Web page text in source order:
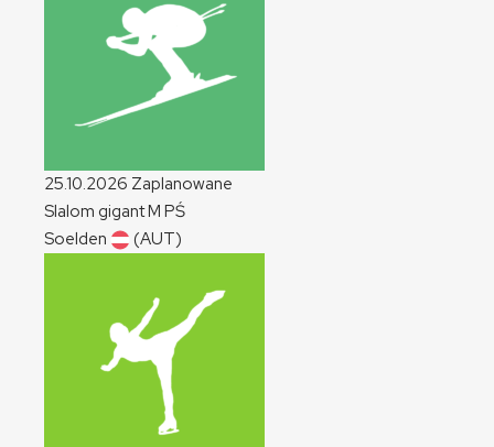
25.10.2026 Zaplanowane
Slalom gigantM PŚ
Soelden
(AUT)